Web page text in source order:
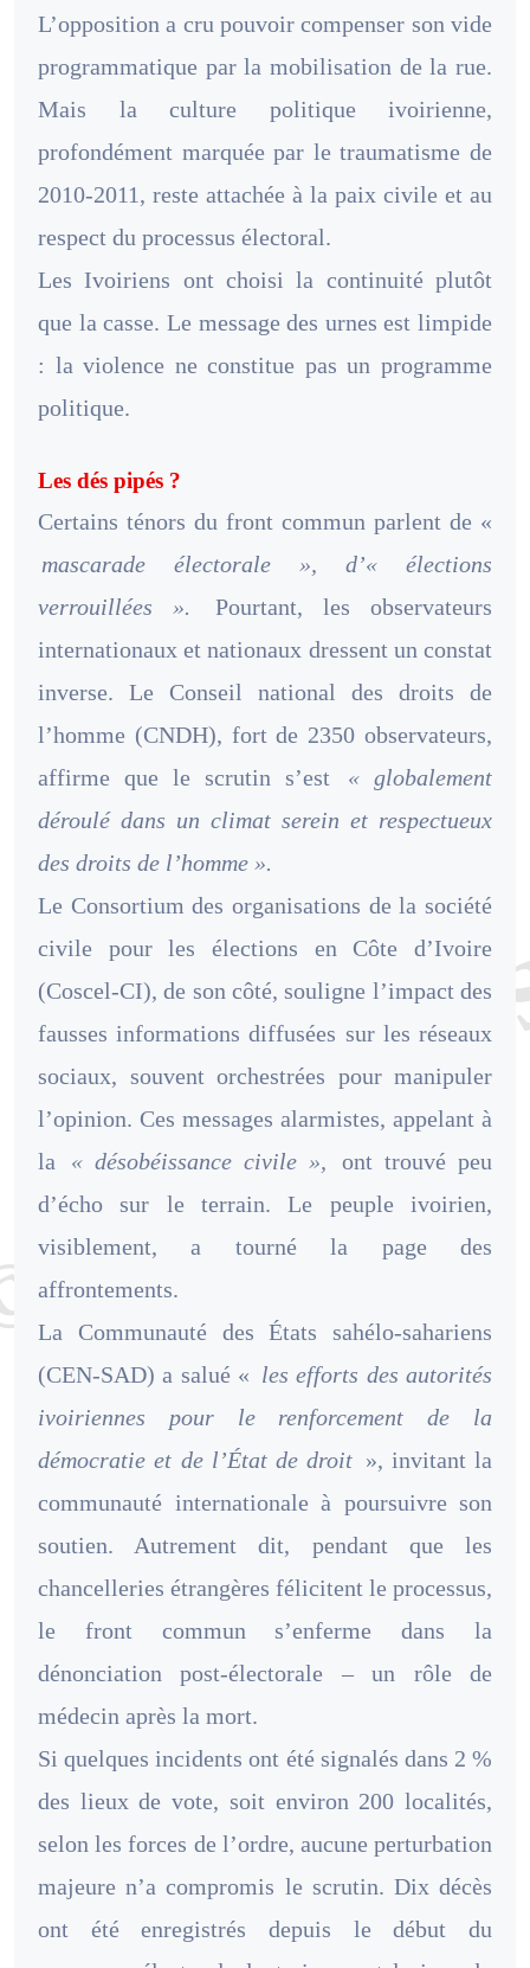
L’opposition a cru pouvoir compenser son vide
programmatique par la mobilisation de la rue.
Mais la culture politique ivoirienne,
profondément marquée par le traumatisme de
2010-2011, reste attachée à la paix civile et au
respect du processus électoral.
Les Ivoiriens ont choisi la continuité plutôt
que la casse. Le message des urnes est limpide
: la violence ne constitue pas un programme
politique.
Les dés pipés ?
Certains ténors du front commun parlent de «
mascarade électorale », d’« élections
verrouillées ».
Pourtant, les observateurs
internationaux et nationaux dressent un constat
inverse. Le Conseil national des droits de
l’homme (CNDH), fort de 2350 observateurs,
affirme que le scrutin s’est
« globalement
déroulé dans un climat serein et respectueux
des droits de l’homme ».
Le Consortium des organisations de la société
civile pour les élections en Côte d’Ivoire
(Coscel-CI), de son côté, souligne l’impact des
fausses informations diffusées sur les réseaux
sociaux, souvent orchestrées pour manipuler
l’opinion. Ces messages alarmistes, appelant à
la
« désobéissance civile »,
ont trouvé peu
d’écho sur le terrain. Le peuple ivoirien,
visiblement, a tourné la page des
affrontements.
La Communauté des États sahélo-sahariens
(CEN-SAD) a salué « les efforts des autorités
ivoiriennes pour le renforcement de la
démocratie et de l’État de droit », invitant la
communauté internationale à poursuivre son
soutien. Autrement dit, pendant que les
chancelleries étrangères félicitent le processus,
le front commun s’enferme dans la
dénonciation post-électorale – un rôle de
médecin après la mort.
Si quelques incidents ont été signalés dans 2 %
des lieux de vote, soit environ 200 localités,
selon les forces de l’ordre, aucune perturbation
majeure n’a compromis le scrutin. Dix décès
ont été enregistrés depuis le début du